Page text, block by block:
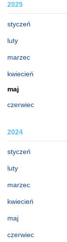
2025
styczeń
luty
marzec
kwiecień
maj
czerwiec
2024
styczeń
luty
marzec
kwiecień
maj
czerwiec